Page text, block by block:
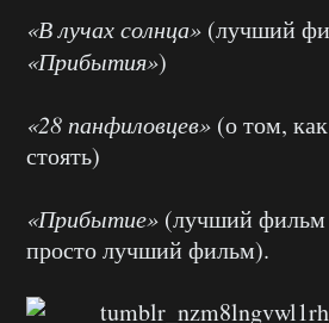
«В лучах солнца» (лучший
«Прибытия»)
«28 панфиловцев» (о том,
стоять)
«Прибытие» (лучший фильм
просто лучший фильм).